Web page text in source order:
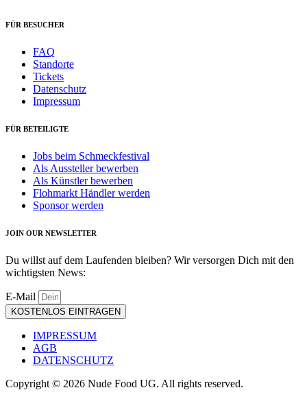
FÜR BESUCHER
FAQ
Standorte
Tickets
Datenschutz
Impressum
FÜR BETEILIGTE
Jobs beim Schmeckfestival
Als Aussteller bewerben
Als Künstler bewerben
Flohmarkt Händler werden
Sponsor werden
JOIN OUR NEWSLETTER
Du willst auf dem Laufenden bleiben? Wir versorgen Dich mit den
wichtigsten News:
E-Mail
KOSTENLOS EINTRAGEN
IMPRESSUM
AGB
DATENSCHUTZ
Copyright © 2026 Nude Food UG. All rights reserved.